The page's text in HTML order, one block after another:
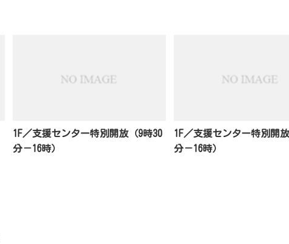
1F／支援センター特別開放（9時30
分－16時）
1F／支援センター特別開
分－16時）